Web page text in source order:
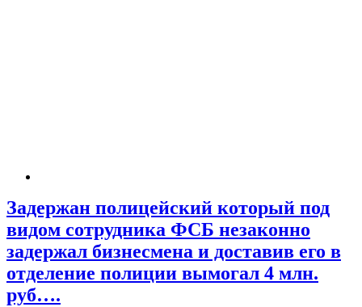
Задержан полицейский который под
видом сотрудника ФСБ незаконно
задержал бизнесмена и доставив его в
отделение полиции вымогал 4 млн.
руб….